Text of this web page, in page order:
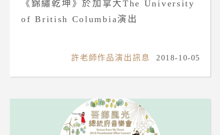
《錦繡乾坤》於加拿大The University
of British Columbia演出
許老師作品演出訊息 2018-10-05